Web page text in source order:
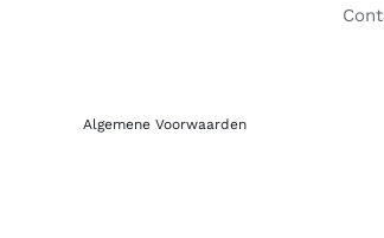
Algemene Voorwaarden